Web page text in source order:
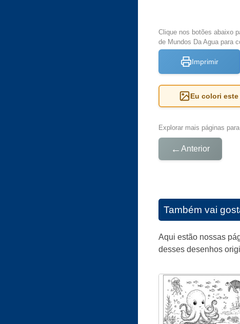
Clique nos botões abaixo
de Mundos Da Agua para
Imprimir
Eu colori
Explorar mais páginas
← Anterior
Também vai
Aqui estão nossas
desses desenhos